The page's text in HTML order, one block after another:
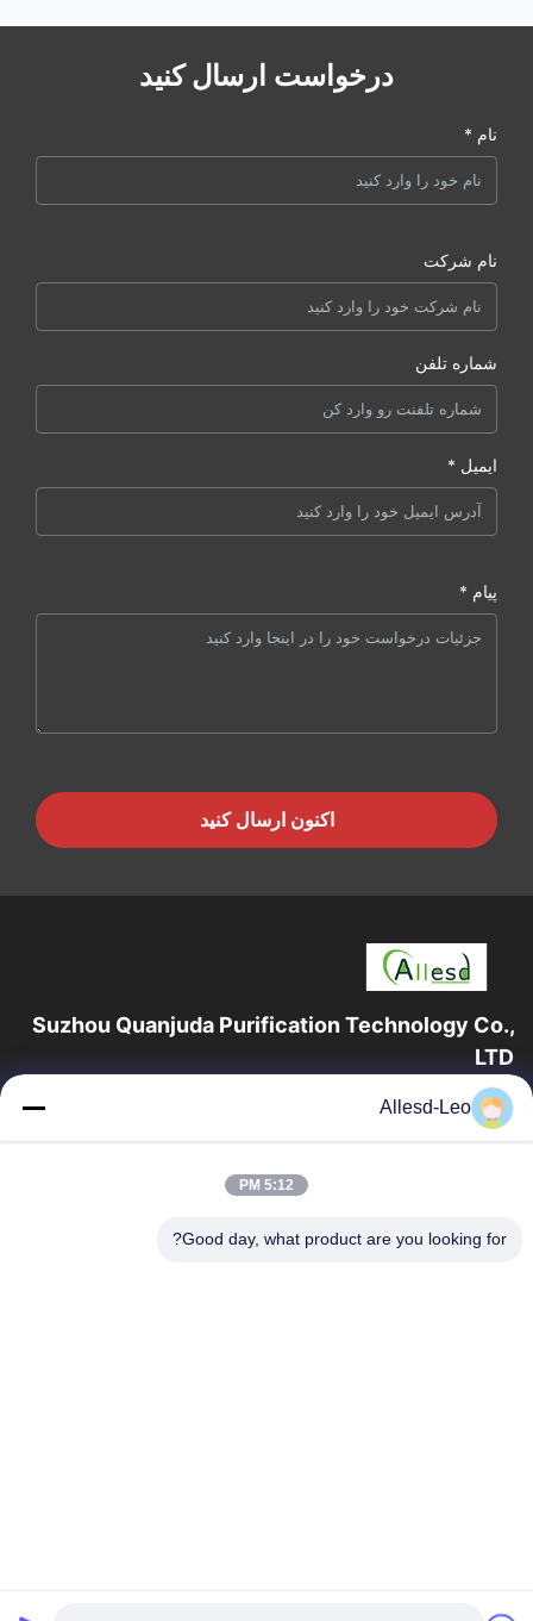
درخواست ارسال کنید
نام *
نام شرکت
شماره تلفن
ایمیل *
پیام *
اکنون ارسال کنید
Suzhou Quanjuda Purification Technology Co.,
LTD
16 سال تجربه، به عنوان یک تولید کننده و صادر کننده پیشرو محصولات
صفحه اصلی
محصولات
Allesd-Leo
5:12 PM
Good day, what product are you looking for?